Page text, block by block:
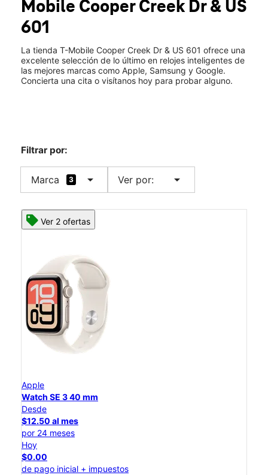
Jue.: 10:00 a.m. a 8:00 p.m.
223 Cooper Creek Dr Ste 105 Mocksville, NC 27028
Mobile Cooper Creek Dr & US
601
La tienda T-Mobile Cooper Creek Dr & US 601 ofrece una
excelente selección de lo último en relojes inteligentes de
las mejores marcas como Apple, Samsung y Google.
Concierta una cita o visítanos hoy para probar alguno.
Filtrar por:
Marca 3 arrow_drop_down Ver por: arrow_drop_down
Ver 2 ofertas
Apple
Watch SE 3 40 mm
Desde
$12.50 al mes
por 24 meses
Hoy
$0.00
de pago inicial + impuestos